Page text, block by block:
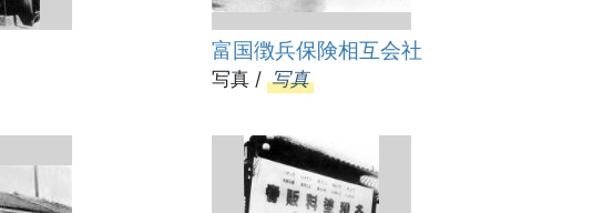
富国徴兵保険相互会社
写真 / 写真